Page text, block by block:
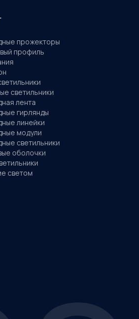
прожекторы
профиль
светильники
лента
гирлянды
линейки
модули
светильники
оболочки
светом